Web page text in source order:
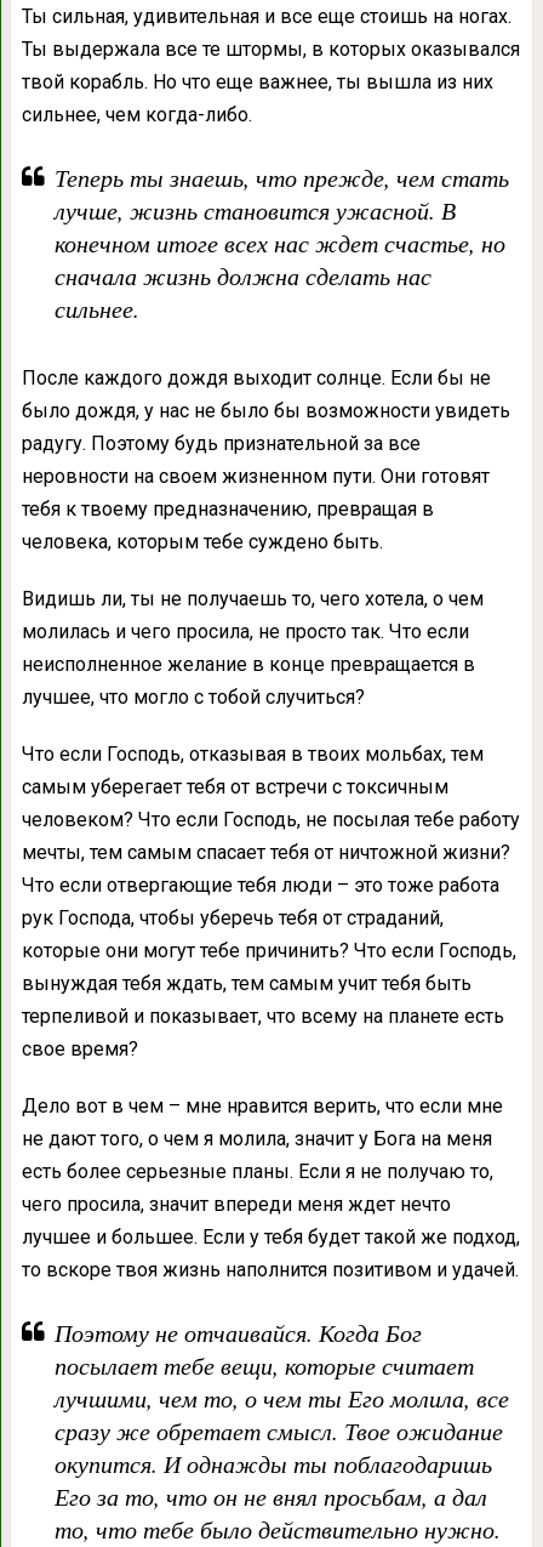
Ты сильная, удивительная и все еще стоишь на ногах.
Ты выдержала все те штормы, в которых оказывался
твой корабль. Но что еще важнее, ты вышла из них
сильнее, чем когда-либо.
Теперь ты знаешь, что прежде, чем стать
лучше, жизнь становится ужасной. В
конечном итоге всех нас ждет счастье, но
сначала жизнь должна сделать нас
сильнее.
После каждого дождя выходит солнце. Если бы не
было дождя, у нас не было бы возможности увидеть
радугу. Поэтому будь признательной за все
неровности на своем жизненном пути. Они готовят
тебя к твоему предназначению, превращая в
человека, которым тебе суждено быть.
Видишь ли, ты не получаешь то, чего хотела, о чем
молилась и чего просила, не просто так. Что если
неисполненное желание в конце превращается в
лучшее, что могло с тобой случиться?
Что если Господь, отказывая в твоих мольбах, тем
самым уберегает тебя от встречи с токсичным
человеком? Что если Господь, не посылая тебе работу
мечты, тем самым спасает тебя от ничтожной жизни?
Что если отвергающие тебя люди – это тоже работа
рук Господа, чтобы уберечь тебя от страданий,
которые они могут тебе причинить? Что если Господь,
вынуждая тебя ждать, тем самым учит тебя быть
терпеливой и показывает, что всему на планете есть
свое время?
Дело вот в чем – мне нравится верить, что если мне
не дают того, о чем я молила, значит у Бога на меня
есть более серьезные планы. Если я не получаю то,
чего просила, значит впереди меня ждет нечто
лучшее и большее. Если у тебя будет такой же подход,
то вскоре твоя жизнь наполнится позитивом и удачей.
Поэтому не отчаивайся. Когда Бог
посылает тебе вещи, которые считает
лучшими, чем то, о чем ты Его молила, все
сразу же обретает смысл. Твое ожидание
окупится. И однажды ты поблагодаришь
Его за то, что он не внял просьбам, а дал
то, что тебе было действительно нужно.